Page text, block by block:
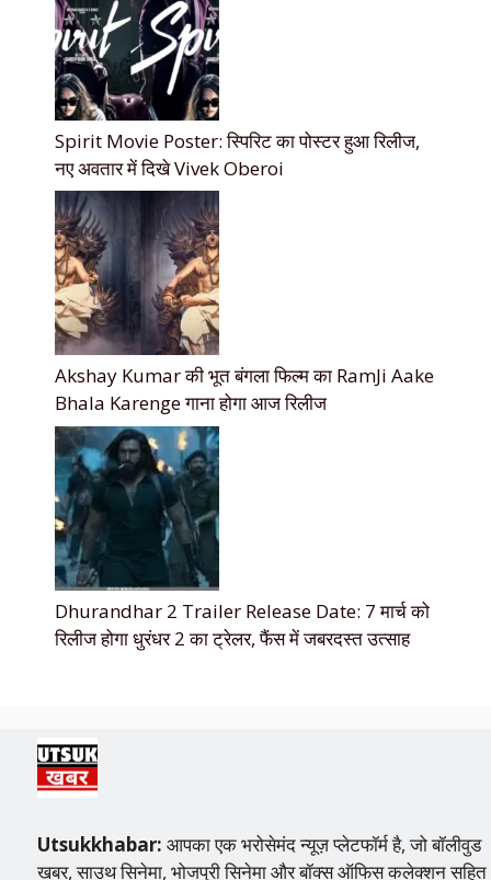
Spirit Movie Poster: स्पिरिट का पोस्टर हुआ रिलीज,
नए अवतार में दिखे Vivek Oberoi
Akshay Kumar की भूत बंगला फिल्म का RamJi Aake
Bhala Karenge गाना होगा आज रिलीज
Dhurandhar 2 Trailer Release Date: 7 मार्च को
रिलीज होगा धुरंधर 2 का ट्रेलर, फैंस में जबरदस्त उत्साह
Utsukkhabar: आपका एक भरोसेमंद न्यूज़ प्लेटफॉर्म है, जो बॉलीवुड
खबर, साउथ सिनेमा, भोजपुरी सिनेमा और बॉक्स ऑफिस कलेक्शन सहित